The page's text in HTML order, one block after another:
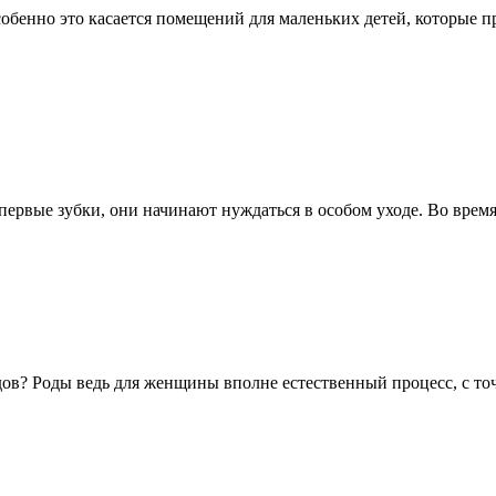
это касается помещений для маленьких детей,
зубки, они начинают нуждаться в особом уходе. Во
Роды ведь для женщины вполне естественный процесс, с